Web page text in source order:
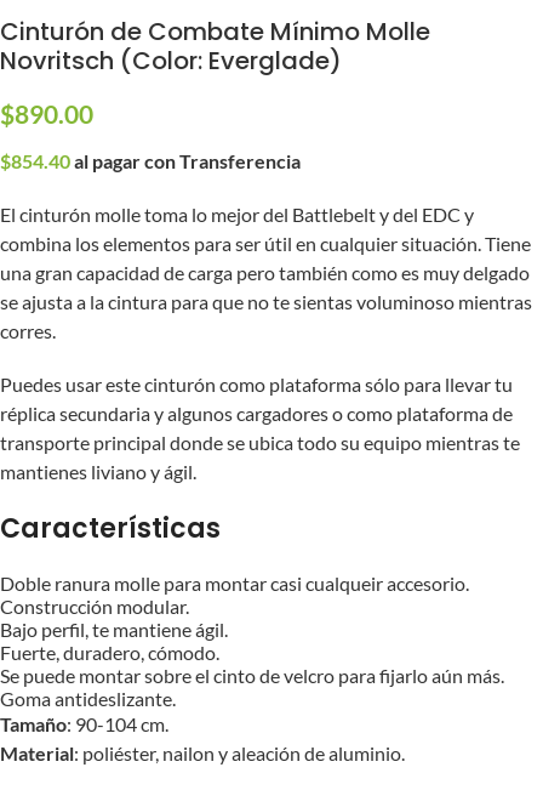
Cinturón de Combate Mínimo Molle
Novritsch (Color: Everglade)
$890.00
$854.40al pagar con Transferencia
El cinturón molle toma lo mejor del Battlebelt y del EDC y
combina los elementos para ser útil en cualquier situación. Tiene
una gran capacidad de carga pero también como es muy delgado
se ajusta a la cintura para que no te sientas voluminoso mientras
corres.
Puedes usar este cinturón como plataforma sólo para llevar tu
réplica secundaria y algunos cargadores o como plataforma de
transporte principal donde se ubica todo su equipo mientras te
mantienes liviano y ágil.
Características
Doble ranura molle para montar casi cualqueir accesorio.
Construcción modular.
Bajo perfil, te mantiene ágil.
Fuerte, duradero, cómodo.
Se puede montar sobre el cinto de velcro para fijarlo aún más.
Goma antideslizante.
Tamaño: 90-104 cm.
Material: poliéster, nailon y aleación de aluminio.